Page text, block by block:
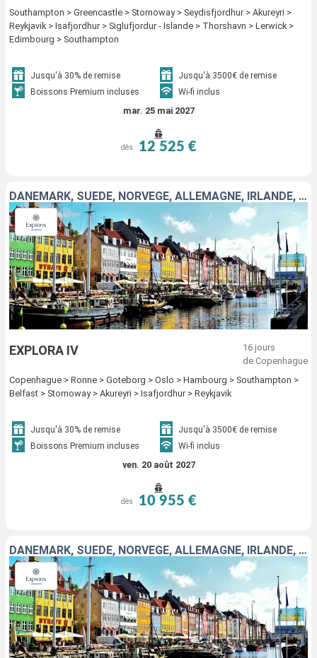
Southampton > Greencastle > Stornoway > Seydisfjordhur > Akureyri >
Reykjavik > Isafjordhur > Siglufjordur - Islande > Thorshavn > Lerwick >
Edimbourg > Southampton
Jusqu'à 30% de remise
Jusqu'à 3500€ de remise
Boissons Premium incluses
Wi-fi inclus
mar. 25 mai 2027
dès 12 525 €
DANEMARK, SUÈDE, NORVÈGE, ALLEMAGNE, IRLANDE, ROYAUME-UNI, ISLANDE
EXPLORA IV
16 jours
de Copenhague
Copenhague > Ronne > Goteborg > Oslo > Hambourg > Southampton >
Belfast > Stornoway > Akureyri > Isafjordhur > Reykjavik
Jusqu'à 30% de remise
Jusqu'à 3500€ de remise
Boissons Premium incluses
Wi-fi inclus
ven. 20 août 2027
dès 10 955 €
DANEMARK, SUÈDE, NORVÈGE, ALLEMAGNE, IRLANDE, ROYAUME-UNI, ISLANDE